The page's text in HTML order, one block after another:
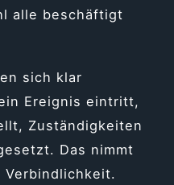
alle beschäftigt
sich klar
Ereignis eintritt,
Zuständigkeiten
Das nimmt